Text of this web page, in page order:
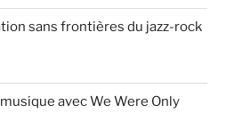
sans frontières du jazz-rock
avec We Were Only